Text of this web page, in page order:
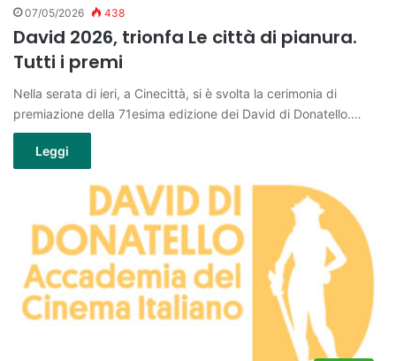
07/05/2026 438
David 2026, trionfa Le città di pianura.
Tutti i premi
Nella serata di ieri, a Cinecittà, si è svolta la cerimonia di
premiazione della 71esima edizione dei David di Donatello.…
Leggi